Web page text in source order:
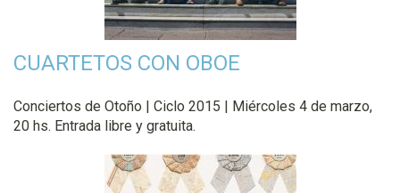
CUARTETOS CON OBOE
Conciertos de Otoño | Ciclo 2015 | Miércoles 4 de marzo,
20 hs. Entrada libre y gratuita.